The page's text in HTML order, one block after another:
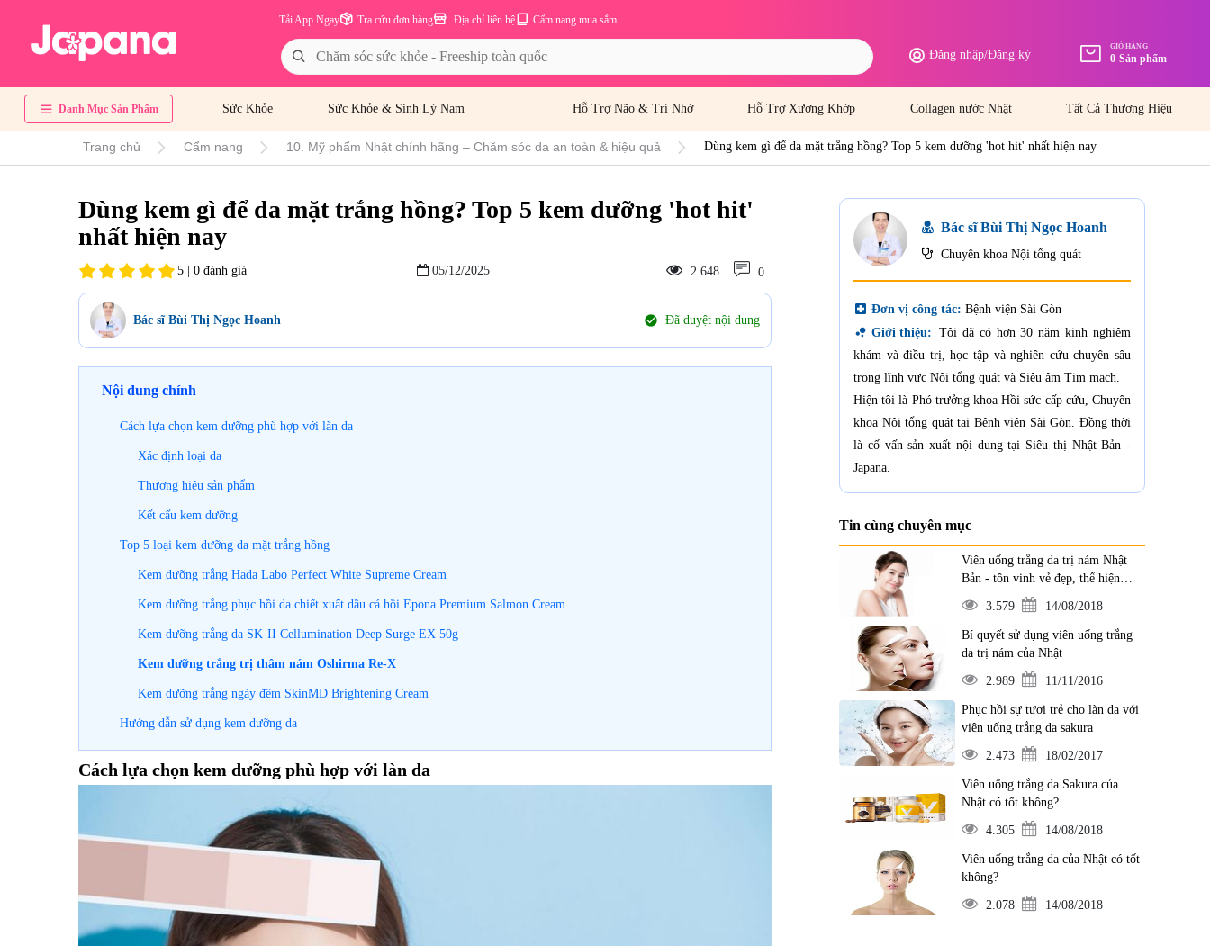
Cẩm nang mua sắm
Địa chỉ liên hệ
Tra cứu đơn hàng
Tải App Ngay
Đăng nhập/Đăng ký
GIỎ HÀNG
0 Sản phẩm
Danh Mục Sản Phẩm Sức Khỏe Sức Khỏe & Sinh Lý Nam Hỗ Trợ Não & Trí Nhớ Hỗ Trợ Xương Khớp Collagen nước Nhật Tất Cả Thương Hiệu
Trang chủ Cẩm nang 10. Mỹ phẩm Nhật chính hãng – Chăm sóc da an toàn & hiệu quả Dùng kem gì để da mặt trắng hồng? Top 5 kem dưỡng 'hot hit' nhất hiện nay
Dùng kem gì để da mặt trắng hồng? Top 5 kem dưỡng 'hot hit'
nhất hiện nay
5 | 0 đánh giá 05/12/2025 2.648 0
Bác sĩ Bùi Thị Ngọc Hoanh check_circle Đã duyệt nội dung
Nội dung chính
Cách lựa chọn kem dưỡng phù hợp với làn da
Xác định loại da
Thương hiệu sản phẩm
Kết cấu kem dưỡng
Top 5 loại kem dưỡng da mặt trắng hồng
Kem dưỡng trắng Hada Labo Perfect White Supreme Cream
Kem dưỡng trắng phục hồi da chiết xuất dầu cá hồi Epona Premium Salmon Cream
Kem dưỡng trắng da SK-II Cellumination Deep Surge EX 50g
Kem dưỡng trắng trị thâm nám Oshirma Re-X
Kem dưỡng trắng ngày đêm SkinMD Brightening Cream
Hướng dẫn sử dụng kem dưỡng da
Cách lựa chọn kem dưỡng phù hợp với làn da
Bác sĩ Bùi Thị Ngọc Hoanh
Chuyên khoa Nội tổng quát
local_hospital Đơn vị công tác: Bệnh viện Sài Gòn
bubble_chart Giới thiệu: Tôi đã có hơn 30 năm kinh nghiệm
khám và điều trị, học tập và nghiên cứu chuyên sâu
trong lĩnh vực Nội tổng quát và Siêu âm Tim mạch.
Hiện tôi là Phó trưởng khoa Hồi sức cấp cứu, Chuyên
khoa Nội tổng quát tại Bệnh viện Sài Gòn. Đồng thời
là cố vấn sản xuất nội dung tại Siêu thị Nhật Bản -
Japana.
Tin cùng chuyên mục
Viên uống trắng da trị nám Nhật
Bản - tôn vinh vẻ đẹp, thể hiện
đẳng cấp
3.579 14/08/2018
Bí quyết sử dụng viên uống trắng
da trị nám của Nhật
2.989 11/11/2016
Phục hồi sự tươi trẻ cho làn da với
viên uống trắng da sakura
2.473 18/02/2017
Viên uống trắng da Sakura của
Nhật có tốt không?
4.305 14/08/2018
Viên uống trắng da của Nhật có tốt
không?
2.078 14/08/2018